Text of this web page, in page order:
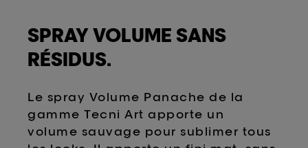
SPRAY VOLUME SANS
RÉSIDUS.
Le spray Volume Panache de la
gamme Tecni Art apporte un
volume sauvage pour sublimer tous